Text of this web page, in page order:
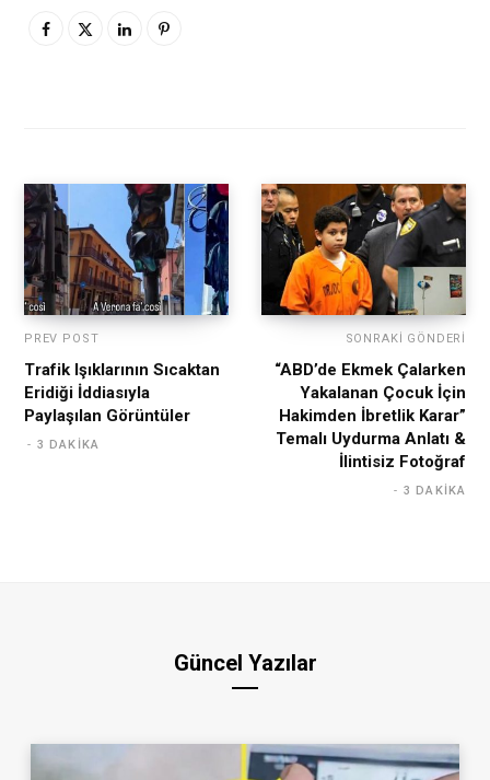
PREV POST
Trafik Işıklarının Sıcaktan
Eridiği İddiasıyla
Paylaşılan Görüntüler
3 DAKIKA
SONRAKI GÖNDERI
“ABD’de Ekmek Çalarken
Yakalanan Çocuk İçin
Hakimden İbretlik Karar”
Temalı Uydurma Anlatı &
İlintisiz Fotoğraf
3 DAKIKA
Güncel Yazılar